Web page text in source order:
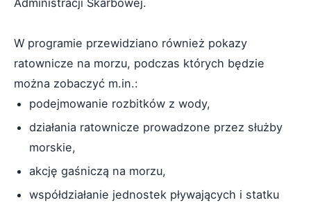
Administracji Skarbowej.
W programie przewidziano również pokazy
ratownicze na morzu, podczas których będzie
można zobaczyć m.in.:
podejmowanie rozbitków z wody,
działania ratownicze prowadzone przez służby
morskie,
akcję gaśniczą na morzu,
współdziałanie jednostek pływających i statku